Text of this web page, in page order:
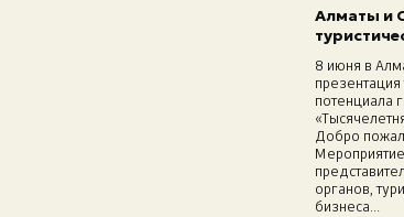
Алматы и
8 июня в
презентация
потенциала
Добро
органов,
бизнеса...